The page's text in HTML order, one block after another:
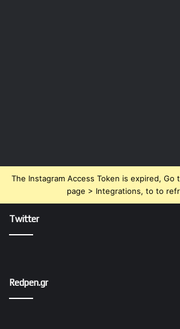
The Instagram Access Token is expired, Go
page > Integrations, to to
Twitter
Redpen.gr